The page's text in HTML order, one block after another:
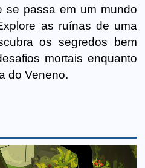
se passa em um mundo
as ruínas de uma
os segredos bem
mortais enquanto
do Veneno.